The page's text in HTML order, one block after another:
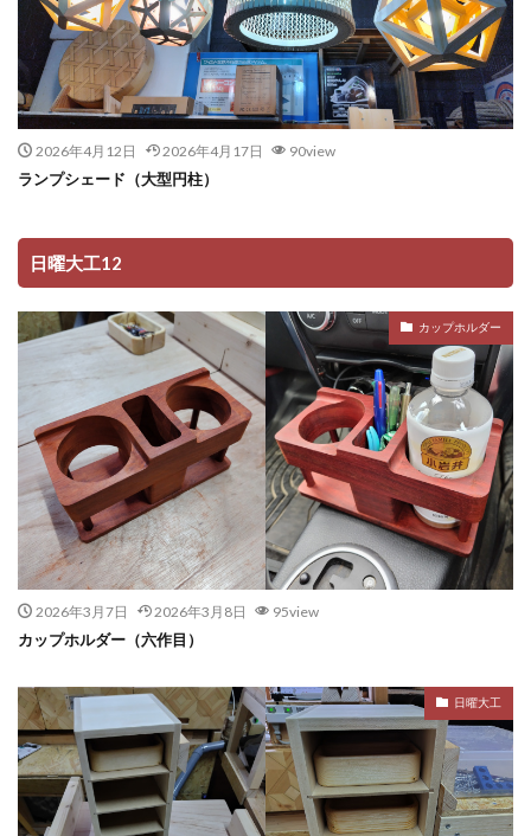
2026年4月12日 2026年4月17日 90view
ランプシェード（大型円柱）
日曜大工12
カップホルダー
2026年3月7日 2026年3月8日 95view
カップホルダー（六作目）
日曜大工